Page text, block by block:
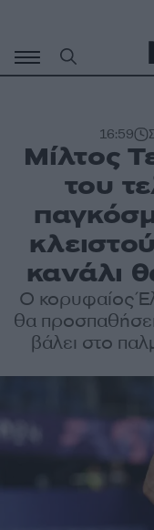
περιεχόμενο
16:59
Μίλτος
του
κανάλι
Ο κορυφαίος
θα
βάλει στο